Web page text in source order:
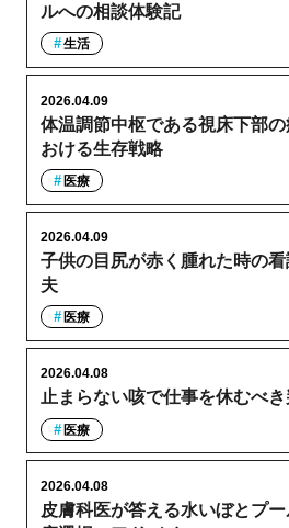
ルへの相談体験記
生活
体温調節中枢である視床下部
おける生存戦略
2026.04.09
医療
子供の目尻が赤く腫れた時の
夫
2026.04.09
医療
止まらない咳で仕事を休むべ
2026.04.08
医療
皮膚科医が答える水いぼとプ
2026.04.08